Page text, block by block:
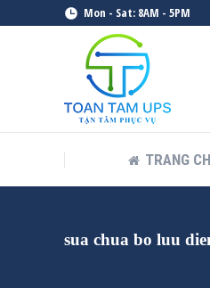
Mon - Sat: 8AM - 5PM
TRANG
sua chua bo luu